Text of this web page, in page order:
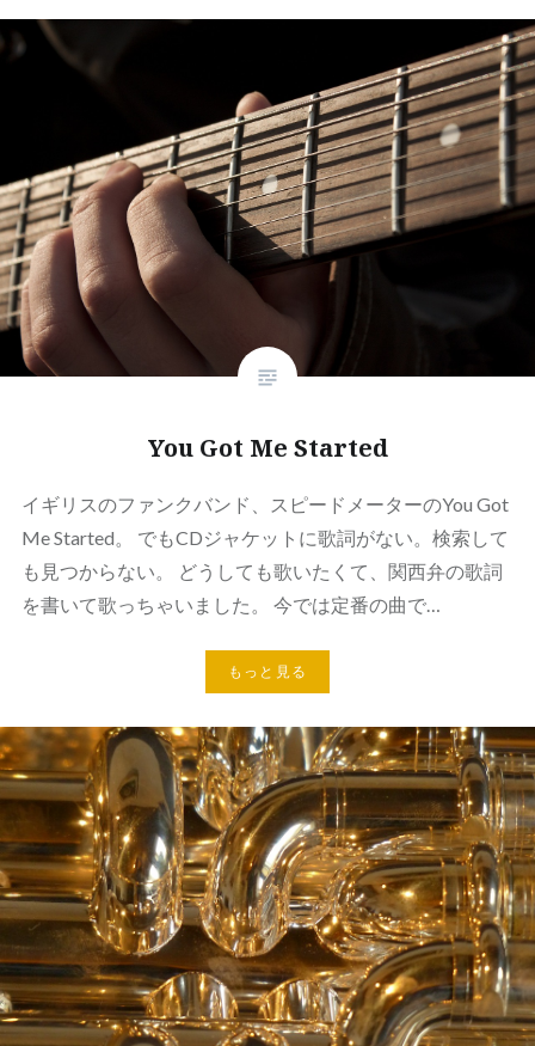
You Got Me Started
イギリスのファンクバンド、スピードメーターのYou Got
Me Started。 でもCDジャケットに歌詞がない。検索して
も見つからない。 どうしても歌いたくて、関西弁の歌詞
を書いて歌っちゃいました。 今では定番の曲で…
もっと見る